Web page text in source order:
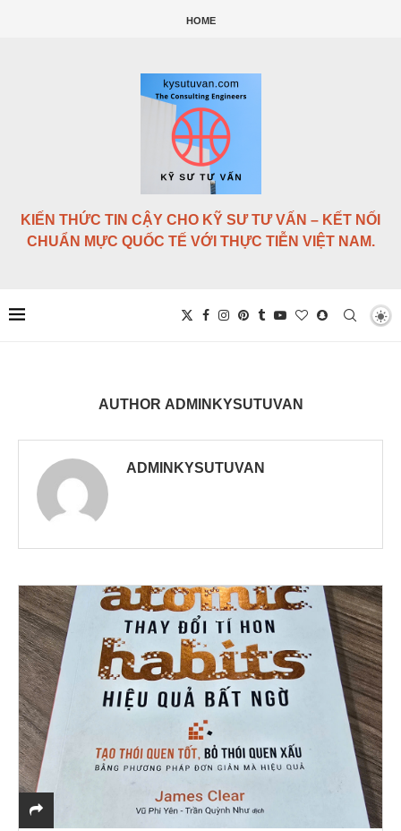
HOME
KIẾN THỨC TIN CẬY CHO KỸ SƯ TƯ VẤN – KẾT NỐI
CHUẨN MỰC QUỐC TẾ VỚI THỰC TIỄN VIỆT NAM.
AUTHOR ADMINKYSUTUVAN
ADMINKYSUTUVAN